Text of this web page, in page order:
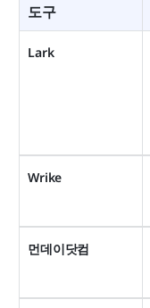
도구
Lark
Wrike
먼데이닷컴